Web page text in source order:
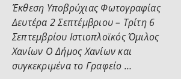
Έκθεση Υποβρύχιας Φωτογραφίας
Δευτέρα 2 Σεπτέμβριου – Τρίτη 6
Σεπτεμβρίου Ιστιοπλοϊκός Όμιλος
Χανίων O Δήμος Χανίων και
συγκεκριμένα το Γραφείο …